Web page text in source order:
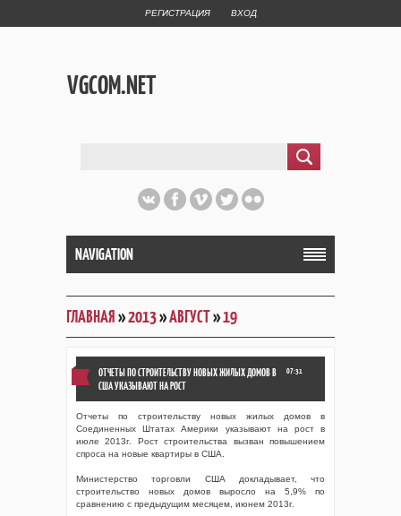
РЕГИСТРАЦИЯ ВХОД
VGCOM.NET
NAVIGATION
ГЛАВНАЯ»2013»АВГУСТ»19
07:31
ОТЧЕТЫ ПО СТРОИТЕЛЬСТВУ НОВЫХ ЖИЛЫХ ДОМОВ В
США УКАЗЫВАЮТ НА РОСТ
Отчеты по строительству новых жилых домов в
Соединенных Штатах Америки указывают на рост в
июле 2013г. Рост строительства вызван повышением
спроса на новые квартиры в США.
Министерство торговли США докладывает, что
строительство новых домов выросло на 5,9% по
сравнению с предыдущим месяцем, июнем 2013г.